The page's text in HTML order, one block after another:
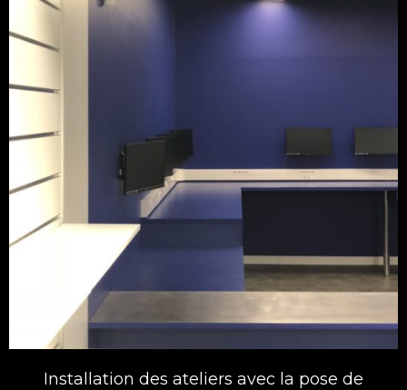
Installation des ateliers avec la pose de